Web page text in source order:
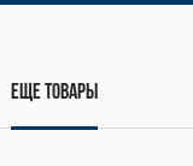
Еще товары